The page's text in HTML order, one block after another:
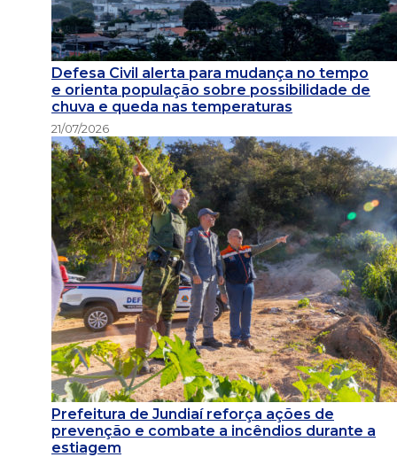
Defesa Civil alerta para mudança no tempo
e orienta população sobre possibilidade de
chuva e queda nas temperaturas
21/07/2026
Prefeitura de Jundiaí reforça ações de
prevenção e combate a incêndios durante a
estiagem